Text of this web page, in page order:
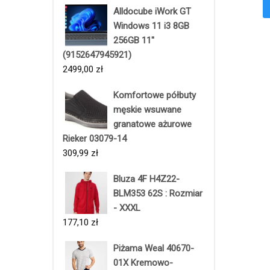
Alldocube iWork GT
Windows 11 i3 8GB
256GB 11''
(9152647945921)
2499,00 zł
Komfortowe półbuty
męskie wsuwane
granatowe ażurowe
Rieker 03079-14
309,99 zł
Bluza 4F H4Z22-
BLM353 62S : Rozmiar
- XXXL
177,10 zł
Piżama Weal 40670-
01X Kremowo-